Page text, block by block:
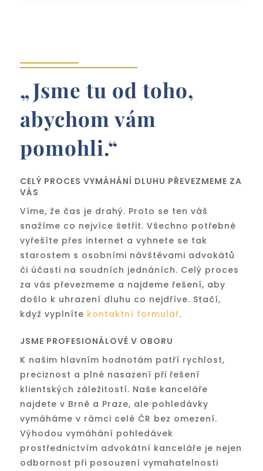
„Jsme tu od toho,
abychom vám
pomohli.“
CELÝ PROCES VYMÁHÁNÍ DLUHU PŘEVEZMEME ZA
VÁS
Víme, že čas je drahý. Proto se ten váš
snažíme co nejvíce šetřit. Všechno potřebné
vyřešíte přes internet a vyhnete se tak
starostem s osobními návštěvami advokátů
či účasti na soudních jednáních. Celý proces
za vás převezmeme a najdeme řešení, aby
došlo k uhrazení dluhu co nejdříve. Stačí,
když vyplníte kontaktní formulář.
JSME PROFESIONÁLOVÉ V OBORU
K našim hlavním hodnotám patří rychlost,
preciznost a plné nasazení při řešení
klientských záležitostí. Naše kanceláře
najdete v Brně a Praze, ale pohledávky
vymáháme v rámci celé ČR bez omezení.
Výhodou vymáhání pohledávek
prostřednictvím advokátní kanceláře je nejen
odbornost při posouzení vymahatelnosti